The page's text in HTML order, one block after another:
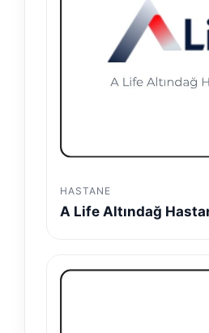
HASTANE
A Life Altındağ